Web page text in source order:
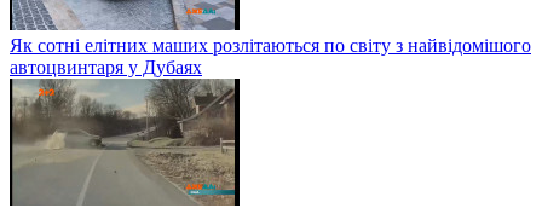
Як сотні елітних маших розлітаються по світу з найвідомішого
автоцвинтаря у Дубаях